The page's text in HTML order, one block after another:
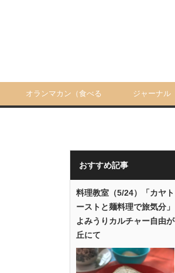
オランマカン（食べる ジャーナル
おすすめ記事
料理教室（5/24）「カヤト
ーストと麺料理で旅気分」
よみうりカルチャー自由が
丘にて